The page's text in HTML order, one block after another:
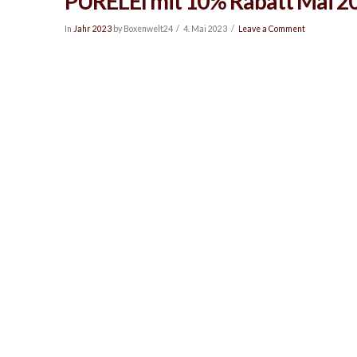
In Jahr 2023by Boxenwelt24 4. Mai 2023 Leave a Comment